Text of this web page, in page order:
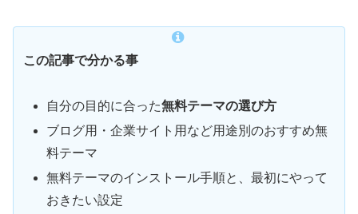
この記事で分かる事
自分の目的に合った無料テーマの選び方
ブログ用・企業サイト用など用途別のおすすめ無
料テーマ
無料テーマのインストール手順と、最初にやって
おきたい設定